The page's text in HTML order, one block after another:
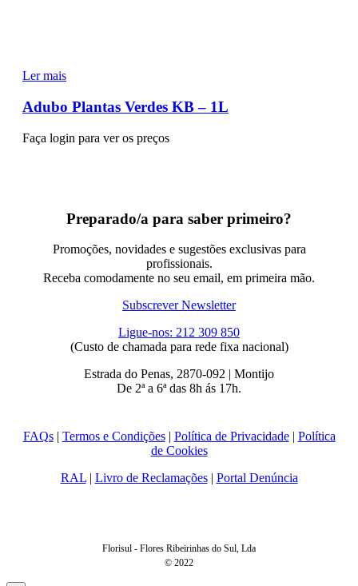
Ler mais
Adubo Plantas Verdes KB – 1L
Faça login para ver os preços
Preparado/a para saber primeiro?
Promoções, novidades e sugestões exclusivas para
profissionais.
Receba comodamente no seu email, em primeira mão.
Subscrever Newsletter
Ligue-nos: 212 309 850
(Custo de chamada para rede fixa nacional)
Estrada do Penas, 2870-092 | Montijo
De 2ª a 6ª das 8h ás 17h.
FAQs| Termos e Condições| Política de Privacidade| Política
de Cookies
RAL| Livro de Reclamações| Portal Denúncia
Florisul - Flores Ribeirinhas do Sul, Lda
© 2022